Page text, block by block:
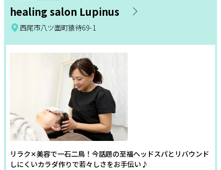
healing salon Lupinus
西尾市八ツ面町猿待69-1
リラク✕美容で一石二鳥！今話題の至福ヘッドスパとリバウンド
しにくいカラダ作りで若々しさをお手伝い♪